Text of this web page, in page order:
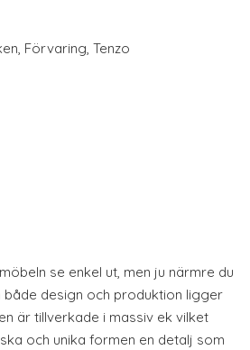
, Förvaring, Tenzo
se enkel ut, men ju närmre du
design och produktion ligger
är tillverkade i massiv ek vilket
och unika formen en detalj som